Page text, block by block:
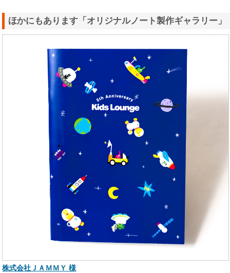
ほかにもあります「オリジナルノート製作ギャラリー」
株式会社ＪＡＭＭＹ 様